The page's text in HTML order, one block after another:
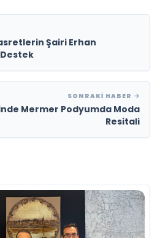
Şairi Erhan
SONRAKI HABER
Mermer Podyumda Moda
Resitali